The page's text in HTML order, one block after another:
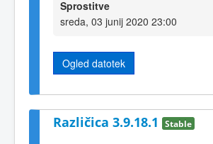
Sprostitve
sreda, 03 junij 2020 23:00
Ogled datotek
Različica 3.9.18.1 Stable